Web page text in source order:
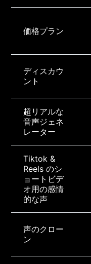
価格プラン
ディスカウ
ント
超リアルな
音声ジェネ
レーター
Tiktok &
Reels のシ
ョートビデ
オ用の感情
的な声
声のクロー
ン